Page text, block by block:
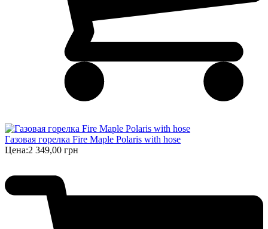
Газовая горелка Fire Maple Polaris with hose
Цена:2 349,00 грн